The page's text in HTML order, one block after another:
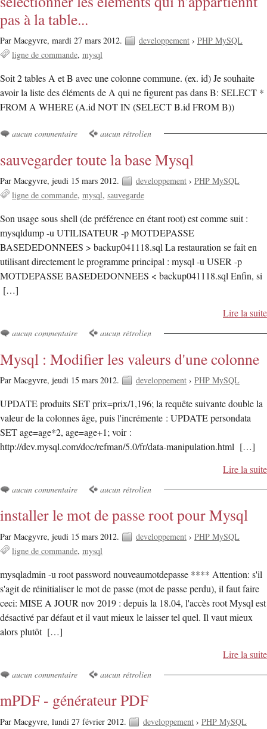
pas à la table...
Par Macgyvre, mardi 27 mars 2012. developpement › PHP MySQL
ligne de commande mysql
Soit 2 tables A et B avec une colonne commune. (ex. id) Je souhaite
avoir la liste des éléments de A qui ne figurent pas dans B: SELECT *
FROM A WHERE (A.id NOT IN (SELECT B.id FROM B))
aucun commentaire aucun rétrolien
sauvegarder toute la base Mysql
Par Macgyvre, jeudi 15 mars 2012. developpement › PHP MySQL
ligne de commande mysql sauvegarde
Son usage sous shell (de préférence en étant root) est comme suit :
mysqldump -u UTILISATEUR -p MOTDEPASSE
BASEDEDONNEES > backup041118.sql La restauration se fait en
utilisant directement le programme principal : mysql -u USER -p
MOTDEPASSE BASEDEDONNEES < backup041118.sql Enfin, si
[…]
Lire la suite
aucun commentaire aucun rétrolien
Mysql : Modifier les valeurs d'une colonne
Par Macgyvre, jeudi 15 mars 2012. developpement › PHP MySQL
UPDATE produits SET prix=prix/1,196; la requête suivante double la
valeur de la colonnes âge, puis l'incrémente : UPDATE persondata
SET age=age*2, age=age+1; voir :
http://dev.mysql.com/doc/refman/5.0/fr/data-manipulation.html […]
Lire la suite
aucun commentaire aucun rétrolien
installer le mot de passe root pour Mysql
Par Macgyvre, jeudi 15 mars 2012. developpement › PHP MySQL
ligne de commande mysql
mysqladmin -u root password nouveaumotdepasse **** Attention: s'il
s'agit de réinitialiser le mot de passe (mot de passe perdu), il faut faire
ceci: MISE A JOUR nov 2019 : depuis la 18.04, l'accès root Mysql est
désactivé par défaut et il vaut mieux le laisser tel quel. Il vaut mieux
alors plutôt […]
Lire la suite
aucun commentaire aucun rétrolien
mPDF - générateur PDF
Par Macgyvre, lundi 27 février 2012. developpement › PHP MySQL